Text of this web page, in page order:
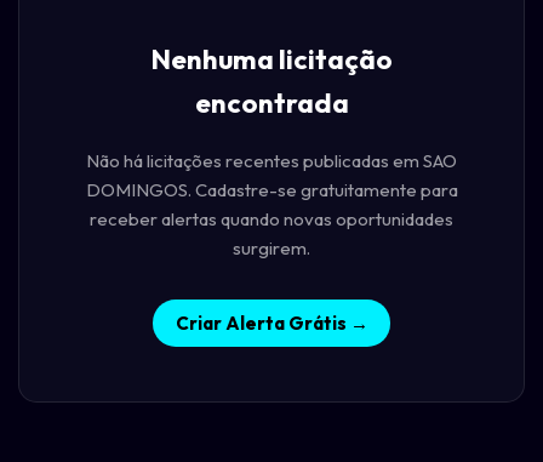
Nenhuma licitação
encontrada
Não há licitações recentes publicadas em SAO
DOMINGOS. Cadastre-se gratuitamente para
receber alertas quando novas oportunidades
surgirem.
Criar Alerta Grátis →